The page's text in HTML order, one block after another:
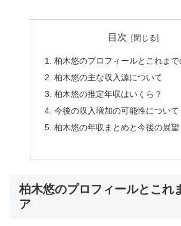
目次
柏木悠のプロフィールとこれま
柏木悠の主な収入源について
柏木悠の推定年収はいくら？
今後の収入増加の可能性について
柏木悠の年収まとめと今後の展望
柏木悠のプロフィールとこれ
ア